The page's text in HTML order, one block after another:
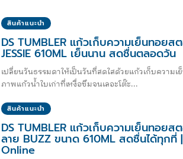
สินค้าแนะนำ
DS TUMBLER แก้วเก็บความเย็นทอยส
JESSIE 610ML เย็นนาน สดชื่นตลอดวัน
เปลี่ยนวันธรรมดาให้เป็นวันที่สดใสด้วยแก้วเก็บความเ
ภาพแก้วน้ำใบเก่าที่เหงื่อซึมจนเลอะโต๊ะ...
สินค้าแนะนำ
DS TUMBLER แก้วเก็บความเย็นทอยส
ลาย BUZZ ขนาด 610ML สดชื่นได้ทุกที่
Online